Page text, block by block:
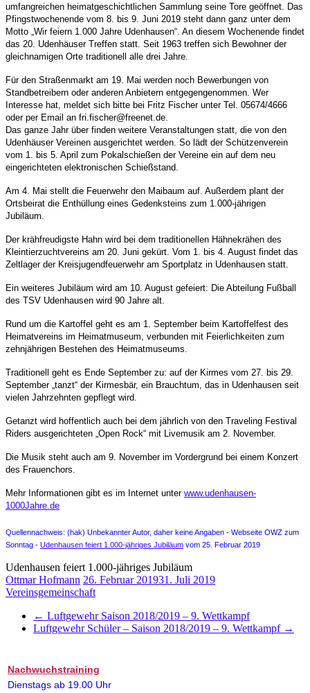
umfangreichen heimatgeschichtlichen Sammlung seine Tore geöffnet. Das
Pfingstwochenende vom 8. bis 9. Juni 2019 steht dann ganz unter dem
Motto „Wir feiern 1.000 Jahre Udenhausen“. An diesem Wochenende findet
das 20. Udenhäuser Treffen statt. Seit 1963 treffen sich Bewohner der
gleichnamigen Orte traditionell alle drei Jahre.
Für den Straßenmarkt am 19. Mai werden noch Bewerbungen von
Standbetreibern oder anderen Anbietern entgegengenommen. Wer
Interesse hat, meldet sich bitte bei Fritz Fischer unter Tel. 05674/4666
oder per Email an fri.fischer@freenet.de.
Das ganze Jahr über finden weitere Veranstaltungen statt, die von den
Udenhäuser Vereinen ausgerichtet werden. So lädt der Schützenverein
vom 1. bis 5. April zum Pokalschießen der Vereine ein auf dem neu
eingerichteten elektronischen Schießstand.
Am 4. Mai stellt die Feuerwehr den Maibaum auf. Außerdem plant der
Ortsbeirat die Enthüllung eines Gedenksteins zum 1.000-jährigen
Jubiläum.
Der krähfreudigste Hahn wird bei dem traditionellen Hähnekrähen des
Kleintierzuchtvereins am 20. Juni gekürt. Vom 1. bis 4. August findet das
Zeltlager der Kreisjugendfeuerwehr am Sportplatz in Udenhausen statt.
Ein weiteres Jubiläum wird am 10. August gefeiert: Die Abteilung Fußball
des TSV Udenhausen wird 90 Jahre alt.
Rund um die Kartoffel geht es am 1. September beim Kartoffelfest des
Heimatvereins im Heimatmuseum, verbunden mit Feierlichkeiten zum
zehnjährigen Bestehen des Heimatmuseums.
Traditionell geht es Ende September zu: auf der Kirmes vom 27. bis 29.
September „tanzt“ der Kirmesbär, ein Brauchtum, das in Udenhausen seit
vielen Jahrzehnten gepflegt wird.
Getanzt wird hoffentlich auch bei dem jährlich von den Traveling Festival
Riders ausgerichteten „Open Rock“ mit Livemusik am 2. November.
Die Musik steht auch am 9. November im Vordergrund bei einem Konzert
des Frauenchors.
Mehr Informationen gibt es im Internet unter www.udenhausen-
1000Jahre.de
Quellennachweis: (hak) Unbekannter Autor, daher keine Angaben - Webseite OWZ zum
Sonntag - Udenhausen feiert 1.000-jähriges Jubiläum vom 25. Februar 2019
Udenhausen feiert 1.000-jähriges Jubiläum
Ottmar Hofmann 26. Februar 201931. Juli 2019
Vereinsgemeinschaft
← Luftgewehr Saison 2018/2019 – 9. Wettkampf
Luftgewehr Schüler – Saison 2018/2019 – 9. Wettkampf →
Nachwuchstraining
Dienstags ab 19.00 Uhr